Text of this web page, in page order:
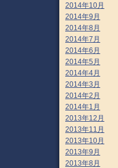
2014年10月
2014年9月
2014年8月
2014年7月
2014年6月
2014年5月
2014年4月
2014年3月
2014年2月
2014年1月
2013年12月
2013年11月
2013年10月
2013年9月
2013年8月